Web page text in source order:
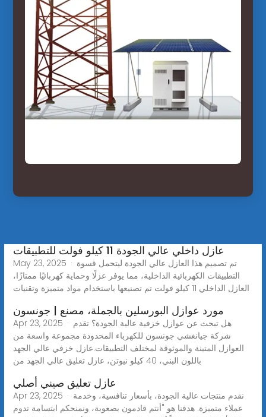
عازل داخلي عالي الجودة 11 كيلو فولت للتطبيقات
May 23, 2025 · تم تصميم هذا العازل عالي الجودة ليتحمل قسوة
التطبيقات الكهربائية الداخلية، مما يوفر عزلًا وحماية كهربائيًا ممتازًا،
العازل الداخلي 11 كيلو فولت تم تصنيعها باستخدام مواد متميزة وتقنيات
مورد عوازل البورسلين بالجملة، مصنع | جونسون
Apr 23, 2025 · هل تبحث عن عوازل خزفية عالية الجودة؟ تقدم
شركة جيانغشي جونسون للكهرباء المحدودة مجموعة واسعة من
العوازل المتينة والموثوقة لمختلف التطبيقات.عازل خزفي عالي الجهد
باللون البني، 40 كيلو نيوتن، عازل تعليق عالي الجهد من
عازل تعليق صيني أصلي
Apr 23, 2025 · نقدم منتجات عالية الجودة، بأسعار تنافسية، وخدمة
عملاء متميزة. هدفنا هو "أنتم قادمون بصعوبة، ونمنحكم ابتسامة تدوم